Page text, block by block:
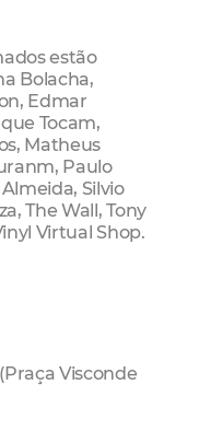
estão
Bolacha,
Edmar
Tocam,
Matheus
Paulo
Silvio
The Wall, Tony
Virtual Shop.
Visconde